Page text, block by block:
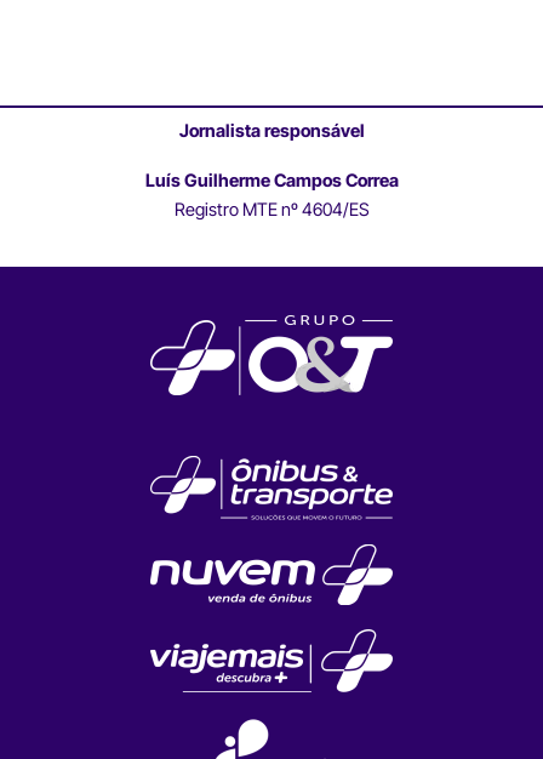
Jornalista responsável
Luís Guilherme Campos Correa
Registro MTE nº 4604/ES